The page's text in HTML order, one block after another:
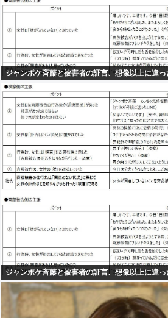
ジャンポケ斉藤と被害者の証言、想像以上に違
ジャンポケ斉藤と被害者の証言、想像以上に違